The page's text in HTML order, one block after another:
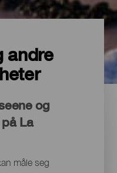
andre
og
La
måle seg